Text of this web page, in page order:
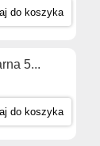
do koszyka
5...
do koszyka